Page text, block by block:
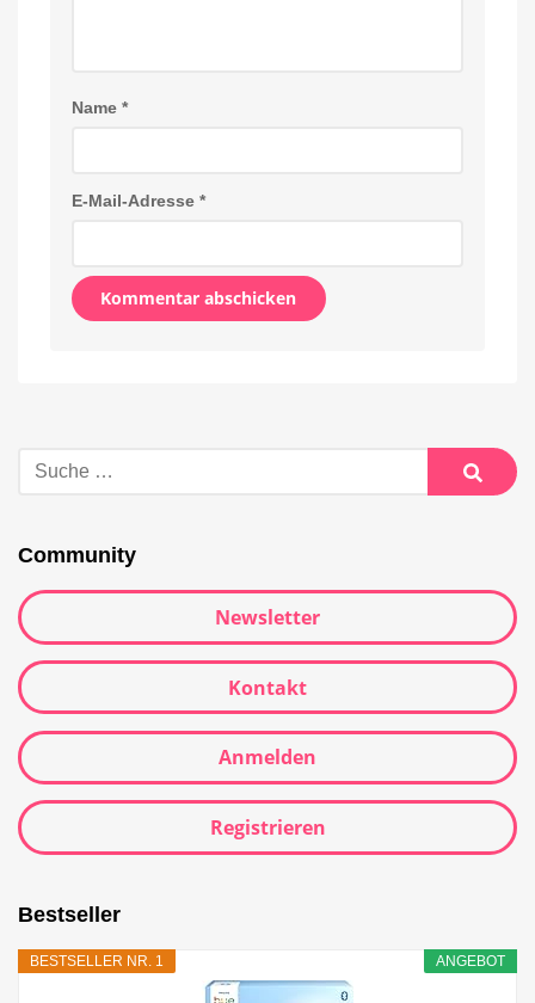
Name *
E-Mail-Adresse *
nach:
Suche
Community
Newsletter
Kontakt
Anmelden
Registrieren
Bestseller
ANGEBOT
BESTSELLER NR. 1